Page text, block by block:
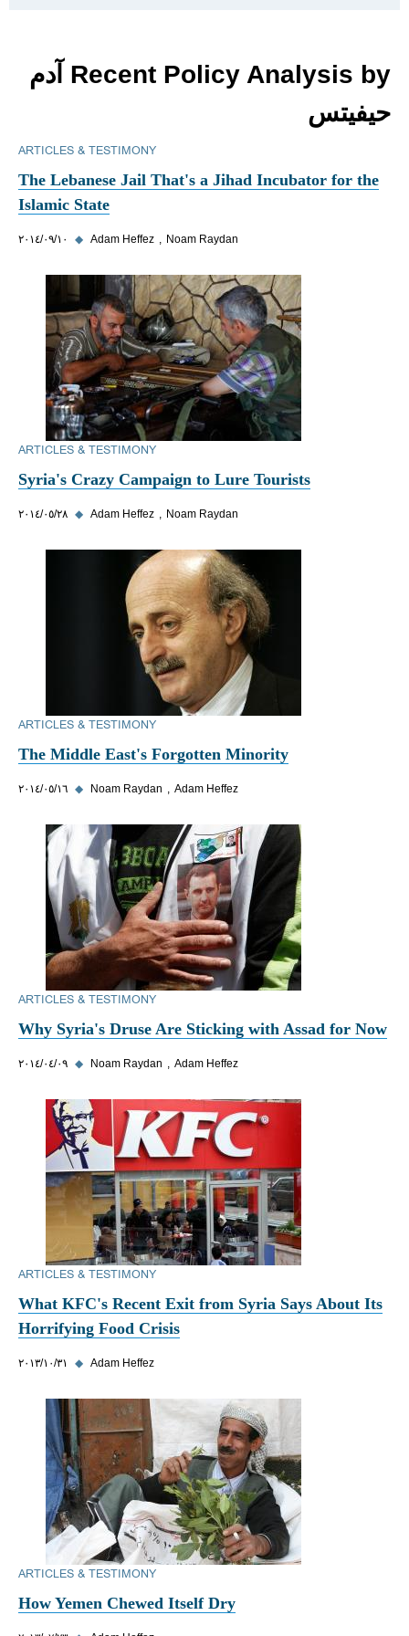
Recent Policy Analysis by آدم
حيفيتس
ARTICLES & TESTIMONY
The Lebanese Jail That's a Jihad Incubator for the
Islamic State
١٠‏/٠٩‏/٢٠١٤ ◆ Adam Heffez Noam Raydan
ARTICLES & TESTIMONY
Syria's Crazy Campaign to Lure Tourists
٢٨‏/٠٥‏/٢٠١٤ ◆ Adam Heffez Noam Raydan
ARTICLES & TESTIMONY
The Middle East's Forgotten Minority
١٦‏/٠٥‏/٢٠١٤ ◆ Noam Raydan Adam Heffez
ARTICLES & TESTIMONY
Why Syria's Druse Are Sticking with Assad for Now
٠٩‏/٠٤‏/٢٠١٤ ◆ Noam Raydan Adam Heffez
ARTICLES & TESTIMONY
What KFC's Recent Exit from Syria Says About Its
Horrifying Food Crisis
٣١‏/١٠‏/٢٠١٣ ◆ Adam Heffez
ARTICLES & TESTIMONY
How Yemen Chewed Itself Dry